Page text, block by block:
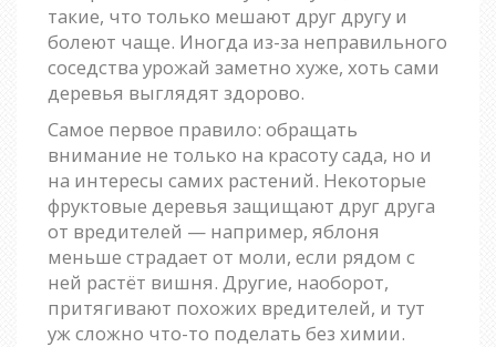
такие, что только мешают друг другу и
болеют чаще. Иногда из-за неправильного
соседства урожай заметно хуже, хоть сами
деревья выглядят здорово.
Самое первое правило: обращать
внимание не только на красоту сада, но и
на интересы самих растений. Некоторые
фруктовые деревья защищают друг друга
от вредителей — например, яблоня
меньше страдает от моли, если рядом с
ней растёт вишня. Другие, наоборот,
притягивают похожих вредителей, и тут
уж сложно что-то поделать без химии.